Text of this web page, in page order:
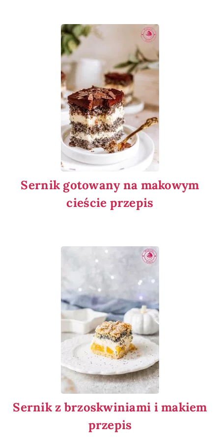
Sernik gotowany na makowym
cieście przepis
Sernik z brzoskwiniami i makiem
przepis